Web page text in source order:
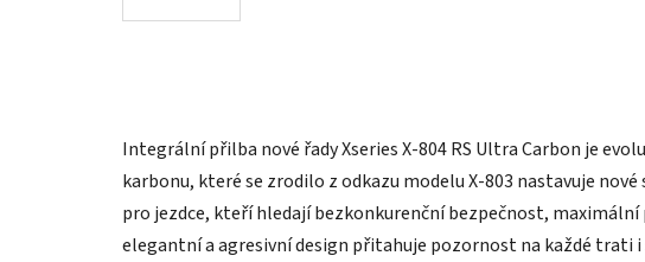
Integrální přilba nové řady Xseries X-804 RS Ultra Carbon je
karbonu, které se zrodilo z odkazu modelu X-803 nastavuje
pro jezdce, kteří hledají bezkonkurenční bezpečnost,
elegantní a agresivní design přitahuje pozornost na každé trati